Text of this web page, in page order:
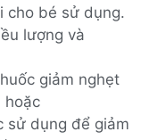
cho bé sử dụng.
lượng và
giảm nghẹt
hoặc
sử dụng để giảm